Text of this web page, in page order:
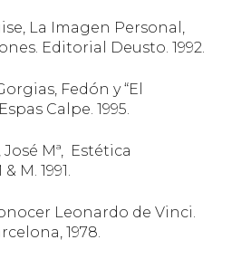
La Imagen Personal,
Editorial Deusto. 1992.
Fedón y “El
Calpe. 1995.
Mª,
Estética
M. 1991.
Leonardo de Vinci.
1978.